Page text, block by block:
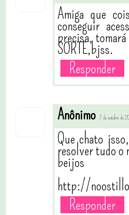
Amiga que
conseguir
precisa,
SORTE,bjss.
Responder
Anônimo 7 de outubro de
Que chato
resolver tudo o
beijos
http://
Responder